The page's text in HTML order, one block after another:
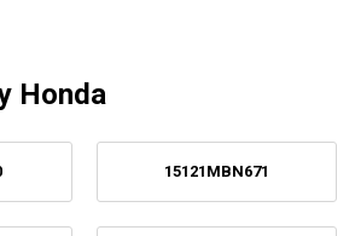
Honda
15121MBN671